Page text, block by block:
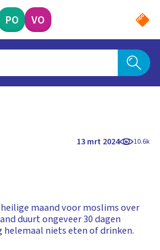
PO VO
13 mrt 2024 10.6k
maand voor moslims over
duurt ongeveer 30 dagen
niets eten of drinken.